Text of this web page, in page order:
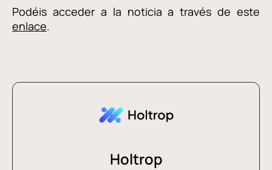
Podéis acceder a la noticia a través de este
enlace.
Holtrop